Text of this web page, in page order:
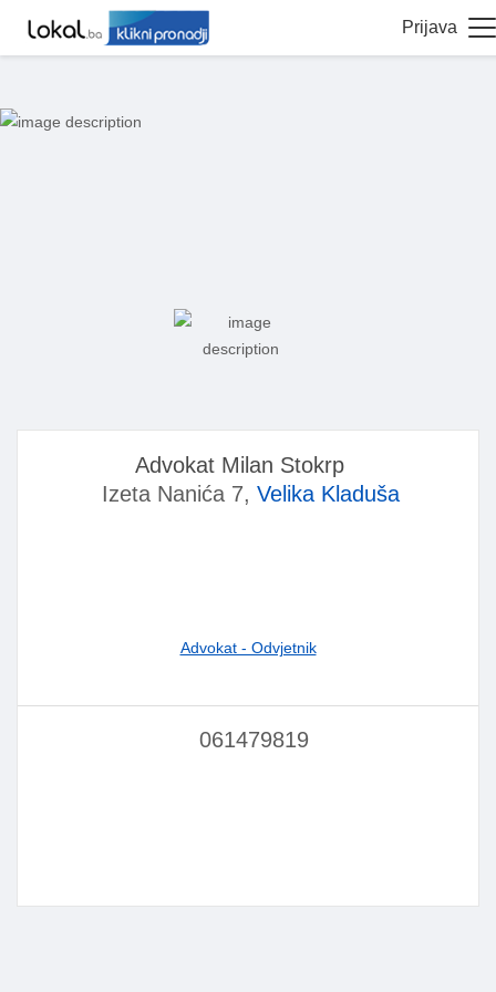
Prijava
Advokat Milan Stokrp
Izeta Nanića 7, Velika Kladuša
Advokat - Odvjetnik
061479819